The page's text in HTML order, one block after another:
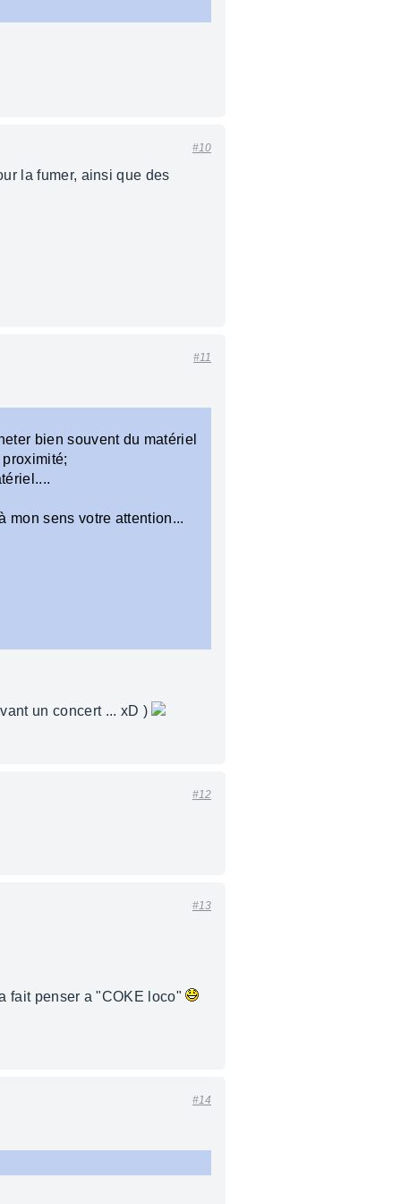
#10
la fumer, ainsi que des
#11
bien souvent du matériel
mon sens votre attention...
un concert ... xD )
#12
#13
fait penser a "COKE loco"
#14